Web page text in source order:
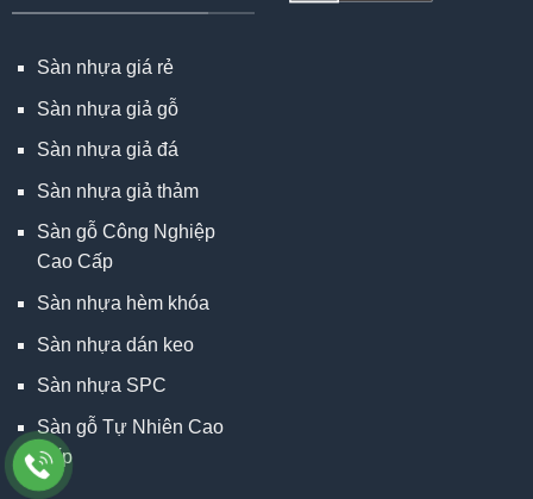
Sàn nhựa giá rẻ
Sàn nhựa giả gỗ
Sàn nhựa giả đá
Sàn nhựa giả thảm
Sàn gỗ Công Nghiệp
Cao Cấp
Sàn nhựa hèm khóa
Sàn nhựa dán keo
Sàn nhựa SPC
Sàn gỗ Tự Nhiên Cao
Cấp